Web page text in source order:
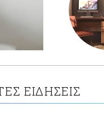
ΕΙΔΗΣΕΙΣ